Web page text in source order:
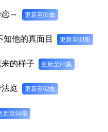
～ 更新至01集
知他的真面目 更新至03集
的样子 更新至03集
庭 更新至02集
新至04集